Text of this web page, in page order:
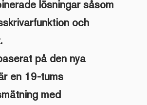
lösningar såsom
och
på den nya
en 19-tums
med